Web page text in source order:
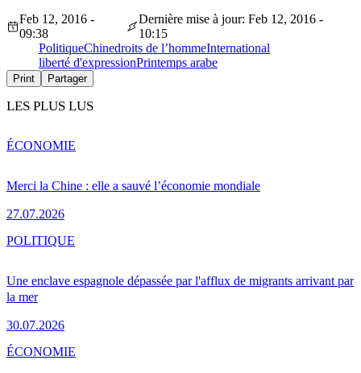
Feb 12, 2016 -
09:38
Dernière mise à jour: Feb 12, 2016 -
10:15
PolitiqueChinedroits de l’hommeInternational
liberté d'expressionPrintemps arabe
Print Partager
LES PLUS LUS
Merci la Chine : elle a sauvé l’économie mondiale
27.07.2026
ÉCONOMIE
Une enclave espagnole dépassée par l'afflux de migrants arrivant par
la mer
30.07.2026
POLITIQUE
ÉCONOMIE